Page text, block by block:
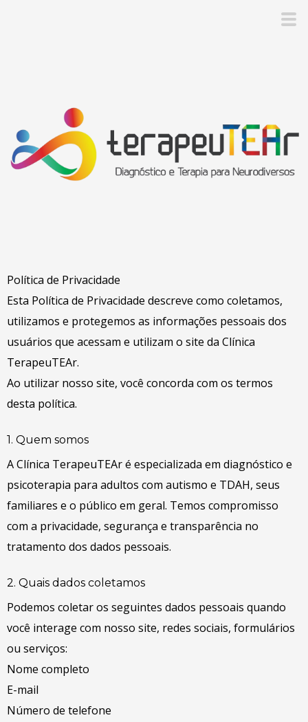
Política de Privacidade
Esta Política de Privacidade descreve como coletamos,
utilizamos e protegemos as informações pessoais dos
usuários que acessam e utilizam o site da Clínica
TerapeuTEAr.
Ao utilizar nosso site, você concorda com os termos
desta política.
1. Quem somos
A Clínica TerapeuTEAr é especializada em diagnóstico e
psicoterapia para adultos com autismo e TDAH, seus
familiares e o público em geral. Temos compromisso
com a privacidade, segurança e transparência no
tratamento dos dados pessoais.
2. Quais dados coletamos
Podemos coletar os seguintes dados pessoais quando
você interage com nosso site, redes sociais, formulários
ou serviços:
Nome completo
E-mail
Número de telefone